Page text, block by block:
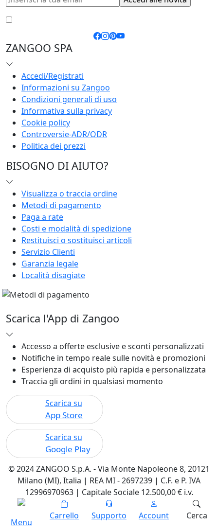
ZANGOO SPA
Accedi/Registrati
Informazioni su Zangoo
Condizioni generali di uso
Informativa sulla privacy
Cookie policy
Controversie-ADR/ODR
Politica dei prezzi
BISOGNO DI AIUTO?
Visualizza o traccia ordine
Metodi di pagamento
Paga a rate
Costi e modalità di spedizione
Restituisci o sostituisci articoli
Servizio Clienti
Garanzia legale
Località disagiate
Scarica l'App di Zangoo
Accesso a offerte esclusive e sconti personalizzati
Notifiche in tempo reale sulle novità e promozioni
Esperienza di acquisto più rapida e personalizzata
Traccia gli ordini in qualsiasi momento
Scarica su
App Store
Scarica su
Google Play
© 2024 ZANGOO S.p.A. - Via Monte Napoleone 8, 20121
Milano (MI), Italia | REA MI - 2697239 | C.F. e P. IVA
12996970963 | Capitale Sociale 12.500,00 € i.v.
Menu
Carrello Supporto Account Cerca